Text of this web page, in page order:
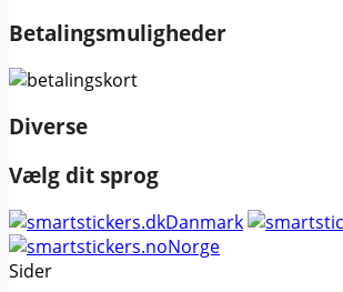
Betalingsmuligheder
Diverse
Vælg dit sprog
Danmark
Norge
Sider